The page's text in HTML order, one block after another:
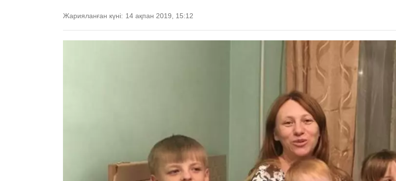
Жарияланған күні: 14 ақпан 2019, 15:12